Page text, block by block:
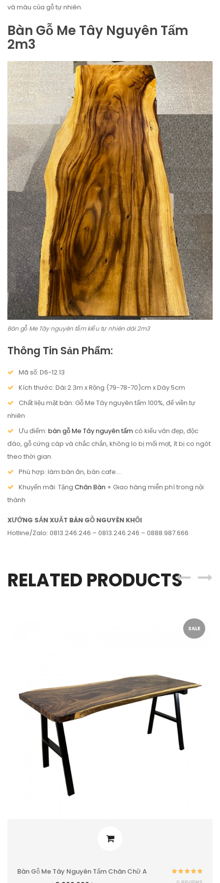
và màu của gỗ tự nhiên.
Bàn Gỗ Me Tây Nguyên Tấm
2m3
Bàn gỗ Me Tây nguyên tấm kiểu tự nhiên dài 2m3
Thông Tin Sản Phẩm:
Mã số: D6-12.13
Kích thước: Dài 2.3m x Rộng (79-78-70)cm x Dày 5cm
Chất liệu mặt bàn: Gỗ Me Tây nguyên tấm 100%, để viền tự
nhiên
Ưu điểm: bàn gỗ Me Tây nguyên tấm có kiểu vân đẹp, độc
đáo, gỗ cứng cáp và chắc chắn, không lo bị mối mọt, ít bị co ngót
theo thời gian.
Phù hợp: làm bàn ăn, bàn cafe….
Khuyến mãi: Tặng Chân Bàn + Giao hàng miễn phí trong nội
thành
XƯỞNG SẢN XUẤT BÀN GỖ NGUYÊN KHỐI
Hotline/Zalo: 0813.246.246 – 0813.246.246 – 0888.987.666
RELATED PRODUCTS
SALE
Bàn Gỗ Me Tây Nguyên Tấm Chân Chữ A
Được xếp